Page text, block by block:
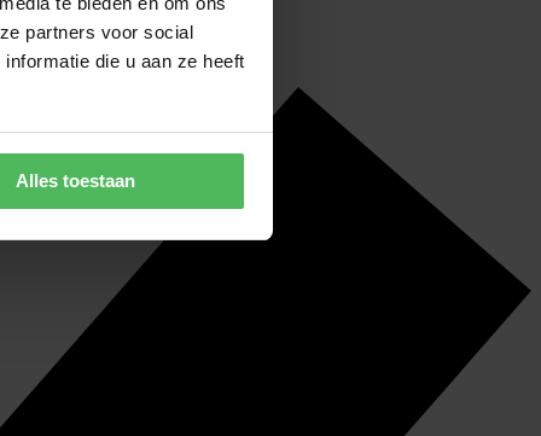
partners voor social
die u aan ze heeft
Alles toestaan